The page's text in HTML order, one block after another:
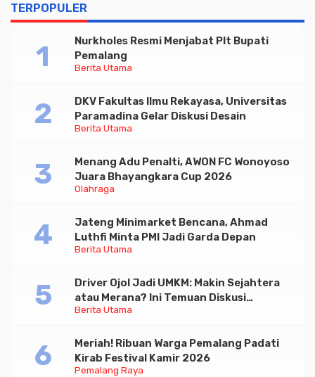
TERPOPULER
Berita Utama
Nurkholes Resmi Menjabat Plt Bupati
Pemalang
Berita Utama
DKV Fakultas Ilmu Rekayasa, Universitas
Paramadina Gelar Diskusi Desain
Olahraga
Menang Adu Penalti, AWON FC Wonoyoso
Juara Bhayangkara Cup 2026
Berita Utama
Jateng Minimarket Bencana, Ahmad
Luthfi Minta PMI Jadi Garda Depan
Berita Utama
Driver Ojol Jadi UMKM: Makin Sejahtera
atau Merana? Ini Temuan Diskusi
Paramadina
Pemalang Raya
Meriah! Ribuan Warga Pemalang Padati
Kirab Festival Kamir 2026